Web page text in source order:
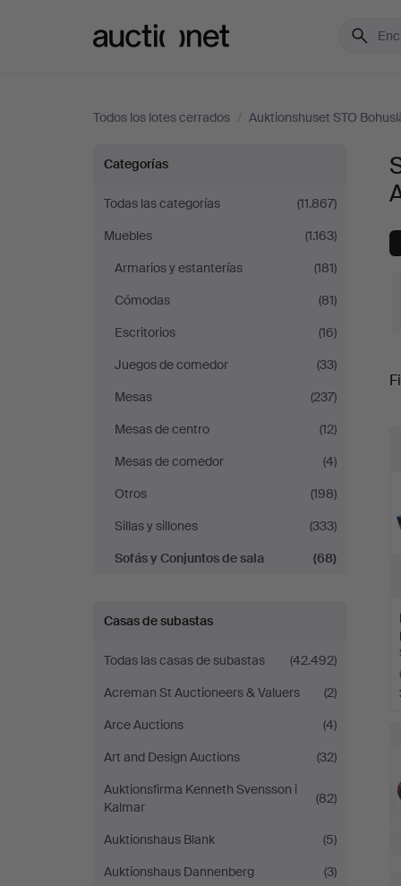
Todos los lotes cerrados / Auktionshuset STO
Sofás
y
Conjuntos
de
sala
en
Auktionshuset
STO
Bohuslän
Categorías
Todas las categorías
(11.867)
Muebles
(1.163)
Armarios y estanterías
(181)
Cómodas
(81)
Escritorios
(16)
Juegos de comedor
(33)
Mesas
(237)
Mesas de centro
(12)
Mesas de comedor
(4)
Otros
(198)
Sillas y sillones
(333)
Sofás y Conjuntos de sala
(68)
Casas de subastas
Todas las casas de subastas
(42.492)
Acreman St Auctioneers & Valuers
(2)
Arce Auctions
(4)
Art and Design Auctions
(32)
Auktionsfirma Kenneth Svensson i
Kalmar
(82)
Auktionshaus Blank
(5)
Auktionshaus Dannenberg
(3)